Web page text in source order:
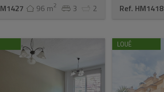
96 m2 3 2 Ref. HM1418
LOUÉ